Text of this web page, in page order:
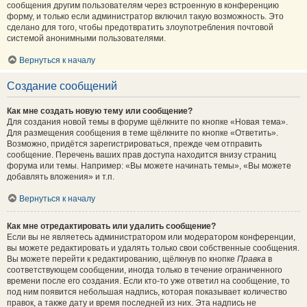
сообщения другим пользователям через встроенную в конференцию
форму, и только если администратор включил такую возможность. Это
сделано для того, чтобы предотвратить злоупотребления почтовой
системой анонимными пользователями.
Вернуться к началу
Создание сообщений
Как мне создать новую тему или сообщение?
Для создания новой темы в форуме щёлкните по кнопке «Новая тема».
Для размещения сообщения в теме щёлкните по кнопке «Ответить».
Возможно, придётся зарегистрироваться, прежде чем отправить
сообщение. Перечень ваших прав доступа находится внизу страниц
форума или темы. Например: «Вы можете начинать темы», «Вы можете
добавлять вложения» и т.п.
Вернуться к началу
Как мне отредактировать или удалить сообщение?
Если вы не являетесь администратором или модератором конференции,
вы можете редактировать и удалять только свои собственные сообщения.
Вы можете перейти к редактированию, щёлкнув по кнопке Правка в
соответствующем сообщении, иногда только в течение ограниченного
времени после его создания. Если кто-то уже ответил на сообщение, то
под ним появится небольшая надпись, которая показывает количество
правок, а также дату и время последней из них. Эта надпись не